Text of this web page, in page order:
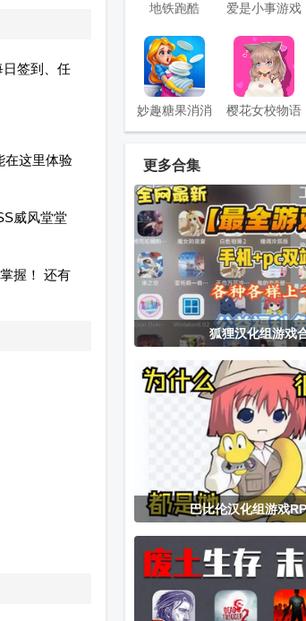
签到、任
在这里体验
威风堂堂
握！ 还有
地铁跑酷
(subway surf)
国际版菜单免
费版
爱是小事游戏
(Love is...)
妙趣糖果消消
乐手游
樱花女校物语
手游
擦干净抖音小
游戏(Clean it)
安卓版
选技生存大乱
斗2手游
Unbroken
Soul手机版
二战枪战枪林
弹雨手游
我在废土当主
天空之海：雇
佣之翼Steam
移植
小丑牌珊瑚海
药剂工艺炼金
模拟器汉化版
更多合集
狐狸汉化组游戏
巴比伦汉化组游戏